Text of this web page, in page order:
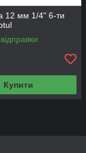
12 мм 1/4" 6-ти
Купити